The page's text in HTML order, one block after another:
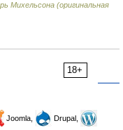
Михельсона (оригинальная
18+
Joomla,
Drupal,